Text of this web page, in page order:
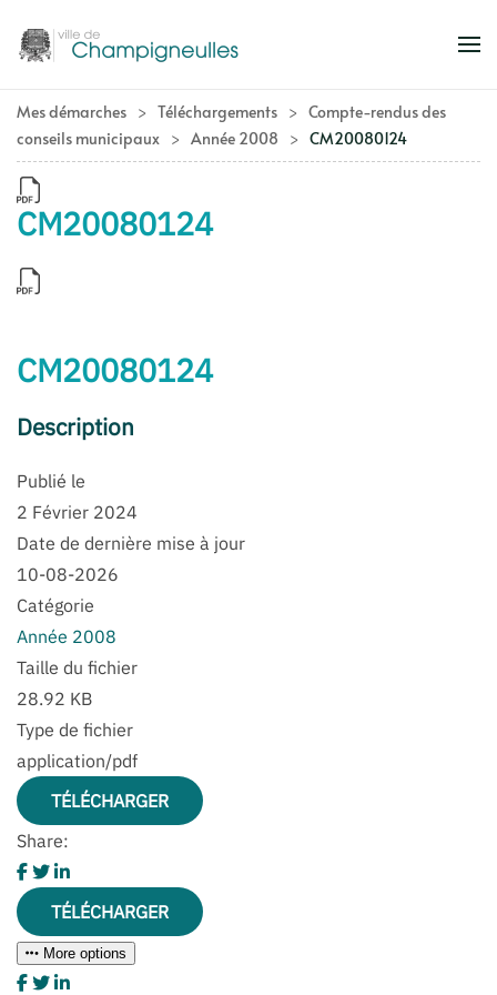
Accéder au contenu principal
Mes démarches Téléchargements
Compte-rendus des
conseils municipaux
Année 2008 CM20080124
CM20080124
CM20080124
Description
Publié le
2 Février 2024
Date de dernière mise à jour
10-08-2026
Catégorie
Année 2008
Taille du fichier
28.92 KB
Type de fichier
application/pdf
TÉLÉCHARGER
Share:
TÉLÉCHARGER
More options